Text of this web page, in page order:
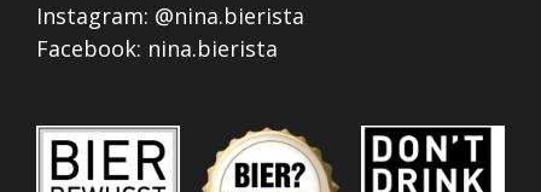
Instagram: @nina.bierista
Facebook: nina.bierista